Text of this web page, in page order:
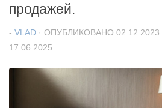
продажей.
- VLAD · ОПУБЛИКОВАНО 02.12.2023
17.06.2025